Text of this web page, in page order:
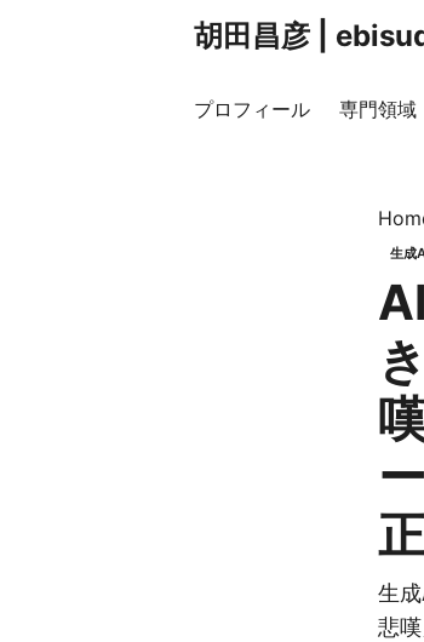
胡田昌彦 |
プロフィール 専門領域
生成
生
悲